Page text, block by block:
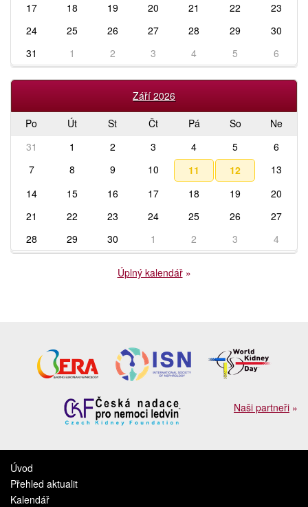
17
18 19 20 21 22
23
24
25 26 27 28 29
30
31
1 2 3 4 5 6
Září 2026
Po
Út St Čt Pá So
Ne
31
1 2 3 4 5
6
7
8 9 10 11 12
13
14
15 16 17 18 19
20
21
22 23 24 25 26
27
28
29 30 1 2 3 4
Úplný kalendář»
Naši partneři »
Úvod
Přehled aktualit
Kalendář